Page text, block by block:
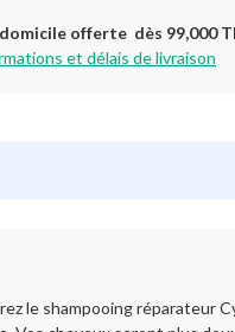
offerte dès 99,000
et délais de livraison
le shampooing réparateur